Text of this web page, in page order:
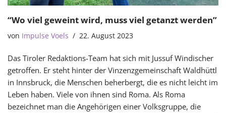
“Wo viel geweint wird, muss viel getanzt werden”
von Impulse Voels 22. August 2023
Das Tiroler Redaktions-Team hat sich mit Jussuf Windischer
getroffen. Er steht hinter der Vinzenzgemeinschaft Waldhüttl
in Innsbruck, die Menschen beherbergt, die es nicht leicht im
Leben haben. Viele von ihnen sind Roma. Als Roma
bezeichnet man die Angehörigen einer Volksgruppe, die